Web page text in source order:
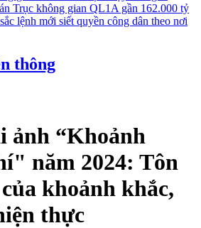
Trục không gian QL1A gần 162.000 tỷ
lệnh mới siết quyền công dân theo nơi
thông
ảnh “Khoảnh
năm 2024: Tôn
khoảnh khắc,
thực